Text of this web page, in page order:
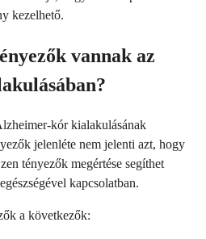
kezelhető.
vannak az
kór kialakulásának
jelenléte nem jelenti azt, hogy
tényezők megértése segíthet
kapcsolatban.
a következők: